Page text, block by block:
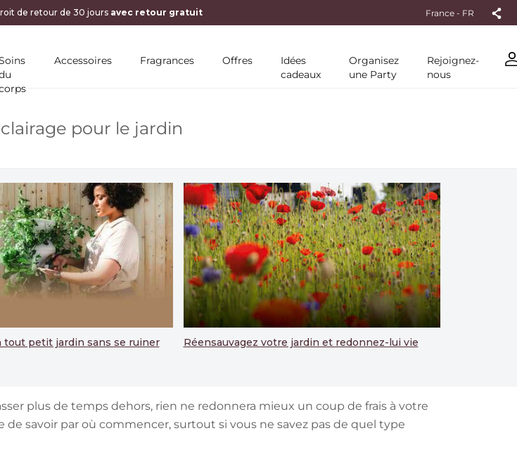
RÉDUCTION SUR VOTRE PREMIÈRE COMMANDE France - FR
Accessoires Fragrances Offres
Idées
cadeaux
Organisez
une Party
Rejoignez-
nous
pour le jardin
tout petit jardin sans se ruiner Réensauvagez votre jardin et redonnez-lui vie
plus de temps dehors, rien ne redonnera mieux un coup de frais à votre
de savoir par où commencer, surtout si vous ne savez pas de quel type